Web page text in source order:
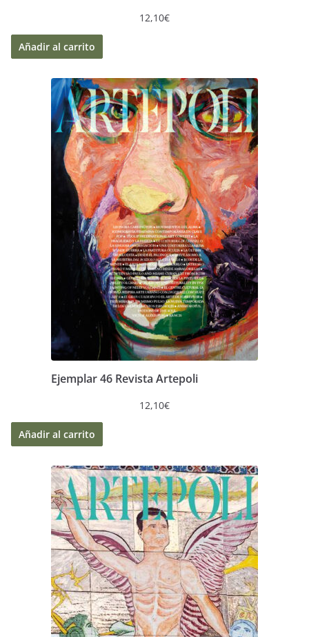
12,10€
Añadir al carrito
Ejemplar 46 Revista Artepoli
12,10€
Añadir al carrito